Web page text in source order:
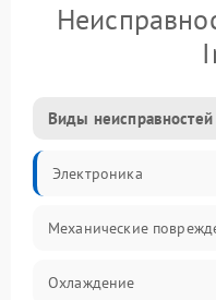
Виды неисправностей
Электроника
Механические
Охлаждение